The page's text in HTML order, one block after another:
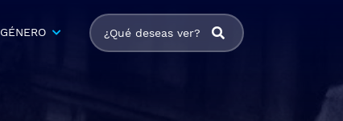
GÉNERO